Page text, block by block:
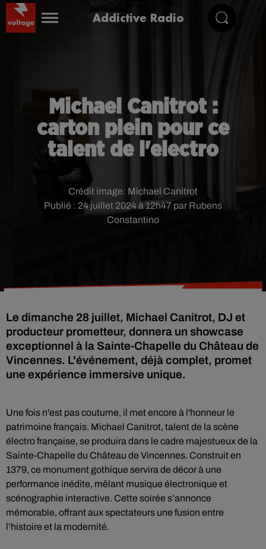
Addictive Radio
Michael Canitrot :
carton plein pour ce
talent de l'electro
Publié : 24 juillet 2024 à 12h47 par Rubens
Constantino
Crédit image: Michael Canitrot
Le dimanche 28 juillet, Michael Canitrot, DJ et
producteur prometteur, donnera un showcase
exceptionnel à la Sainte-Chapelle du Château de
Vincennes. L'événement, déjà complet, promet
une expérience immersive unique.
Une fois n'est pas coutume, il met encore à l'honneur le
patrimoine français. Michael Canitrot, talent de la scène
électro française, se produira dans le cadre majestueux de la
Sainte-Chapelle du Château de Vincennes. Construit en
1379, ce monument gothique servira de décor à une
performance inédite, mêlant musique électronique et
scénographie interactive. Cette soirée s’annonce
mémorable, offrant aux spectateurs une fusion entre
l’histoire et la modernité.